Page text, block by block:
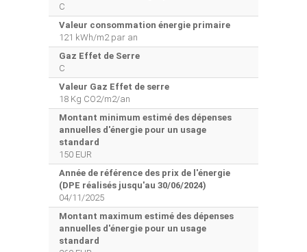
C
Valeur consommation énergie primaire
121 kWh/m2 par an
Gaz Effet de Serre
C
Valeur Gaz Effet de serre
18 Kg CO2/m2/an
Montant minimum estimé des dépenses
annuelles d'énergie pour un usage
standard
150 EUR
Année de référence des prix de l'énergie
(DPE réalisés jusqu'au 30/06/2024)
04/11/2025
Montant maximum estimé des dépenses
annuelles d'énergie pour un usage
standard